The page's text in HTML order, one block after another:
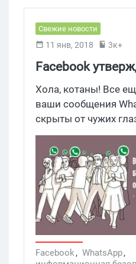
Свежие новости
11 янв, 2018 3к+
Facebook
в системе
WhatsApp, это
Хола, котаны! Все
ваши сообщения
скрыты от чужих
криптографы нашли
в групповые чаты,
сквозное
Facebook, WhatsApp,